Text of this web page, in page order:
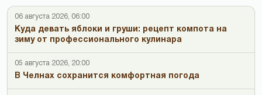
06 августа 2026, 06:00
Куда девать яблоки и груши: рецепт компота на
зиму от профессионального кулинара
05 августа 2026, 20:00
В Челнах сохранится комфортная погода